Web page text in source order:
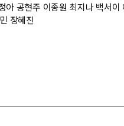
주 이종원 최지나 백서이
장혜진